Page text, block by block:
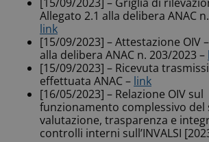
Allegato 2.1 alla delibera ANAC
link
[15/09/2023] – Attestazione OIV
alla delibera ANAC n. 203/2023 –
[15/09/2023] – Ricevuta
effettuata ANAC – link
[16/05/2023] – Relazione OIV sul
funzionamento complessivo del
valutazione, trasparenza e
controlli interni sull’INVALSI